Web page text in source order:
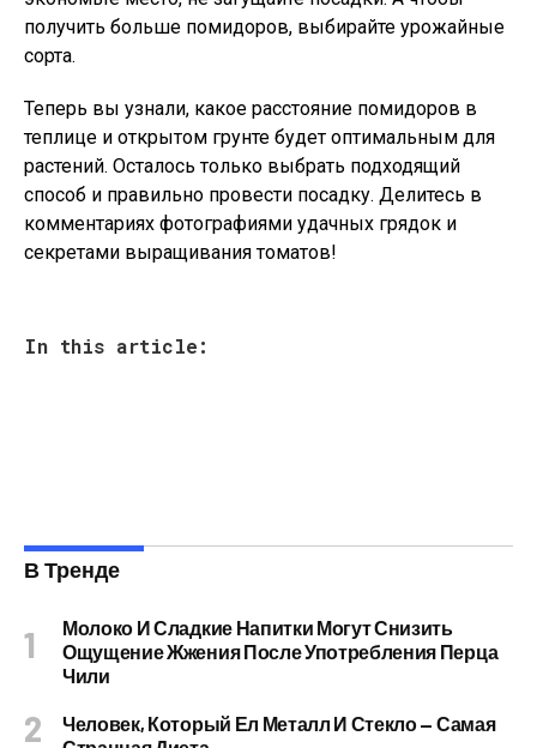
получить больше помидоров, выбирайте урожайные
сорта.
Теперь вы узнали, какое расстояние помидоров в
теплице и открытом грунте будет оптимальным для
растений. Осталось только выбрать подходящий
способ и правильно провести посадку. Делитесь в
комментариях фотографиями удачных грядок и
секретами выращивания томатов!
In this article:
В Тренде
Молоко И Сладкие Напитки Могут Снизить
Ощущение Жжения После Употребления Перца
Чили
Человек, Который Ел Металл И Стекло — Самая